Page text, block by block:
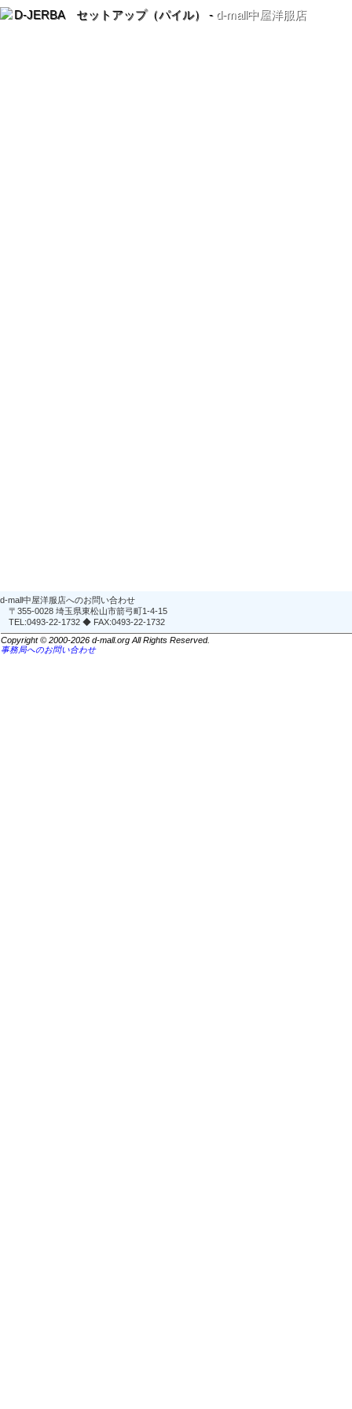
D-JERBA セットアップ（パイル） - d-mall中屋洋服店
d-mall中屋洋服店へのお問い合わせ
〒355-0028 埼玉県東松山市箭弓町1-4-15
TEL:0493-22-1732 ◆ FAX:0493-22-1732
Copyright © 2000-2026 d-mall.org All Rights Reserved.
事務局へのお問い合わせ